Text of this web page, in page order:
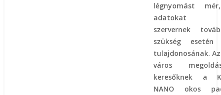
légnyomást
adatokat
szervernek
szükség esetén
tulajdonosának.
város
keresőknek a
NANO okos